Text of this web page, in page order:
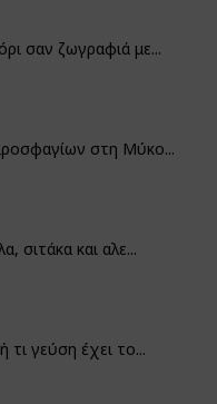
σαν ζωγραφιά με...
στη Μύκο...
σιτάκα και αλε...
τι γεύση έχει το...